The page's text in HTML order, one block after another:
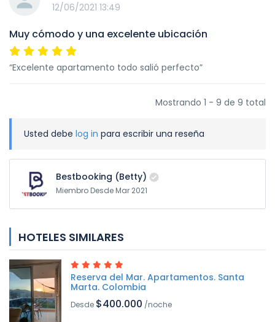
12/06/2021 13:49
Muy cómodo y una excelente ubicación
“Excelente apartamento todo salió perfecto”
Mostrando 1 - 9 de 9 total
Usted debe log in para escribir una reseña
Bestbooking (Betty)
Miembro Desde Mar 2021
HOTELES SIMILARES
Reserva del Mar. Apartamentos. Santa
Marta. Colombia
Desde $400.000 /noche